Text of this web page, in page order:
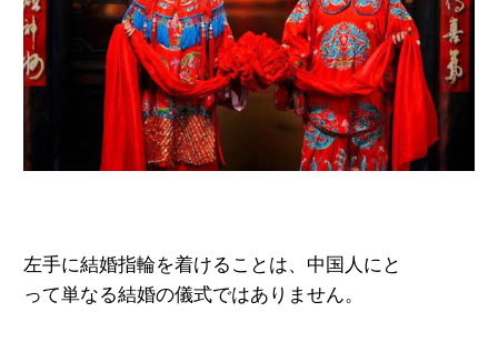
左手に結婚指輪を着けることは、中国人にと
って単なる結婚の儀式ではありません。